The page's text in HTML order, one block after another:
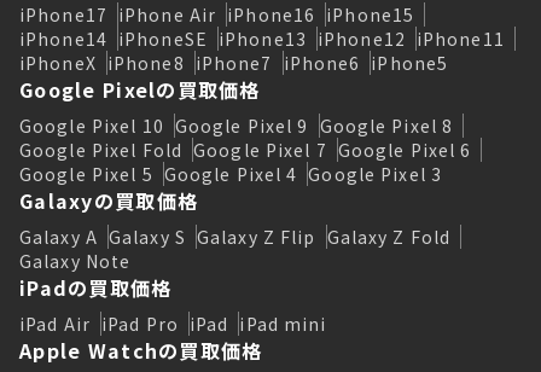
iPhone17 iPhone Air iPhone16 iPhone15
iPhone14 iPhoneSE iPhone13 iPhone12 iPhone11
iPhoneX iPhone8 iPhone7 iPhone6 iPhone5
Google Pixelの買取価格
Google Pixel 10 Google Pixel 9 Google Pixel 8
Google Pixel Fold Google Pixel 7 Google Pixel 6
Google Pixel 5 Google Pixel 4 Google Pixel 3
Galaxyの買取価格
Galaxy A Galaxy S Galaxy Z Flip Galaxy Z Fold
Galaxy Note
iPadの買取価格
iPad Air iPad Pro iPad iPad mini
Apple Watchの買取価格